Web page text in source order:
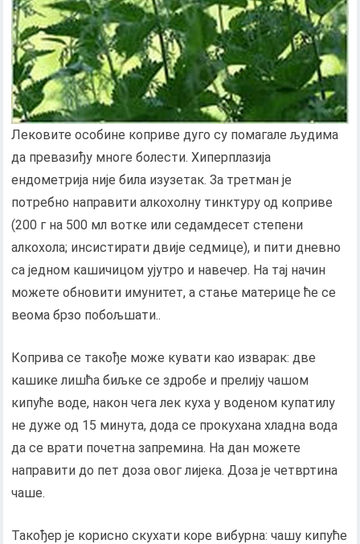
Лековите особине коприве дуго су помагале људима
да превазиђу многе болести. Хиперплазија
ендометрија није била изузетак. За третман је
потребно направити алкохолну тинктуру од коприве
(200 г на 500 мл вотке или седамдесет степени
алкохола; инсистирати двије седмице), и пити дневно
са једном кашичицом ујутро и навечер. На тај начин
можете обновити имунитет, а стање материце ће се
веома брзо побољшати..
Коприва се такође може кувати као изварак: две
кашике лишћа биљке се здробе и прелију чашом
кипуће воде, након чега лек куха у воденом купатилу
не дуже од 15 минута, дода се прокухана хладна вода
да се врати почетна запремина. На дан можете
направити до пет доза овог лијека. Доза је четвртина
чаше.
Такођер је корисно скухати коре вибурна: чашу кипуће